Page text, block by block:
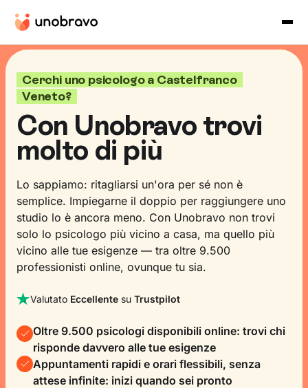
Cerchi uno psicologo a Castelfranco
Veneto?
Con Unobravo trovi
molto di più
Lo sappiamo: ritagliarsi un'ora per sé non è
semplice. Impiegarne il doppio per raggiungere uno
studio lo è ancora meno. Con Unobravo non trovi
solo lo psicologo più vicino a casa, ma quello più
vicino alle tue esigenze — tra oltre 9.500
professionisti online, ovunque tu sia.
Valutato Eccellente su Trustpilot
Oltre 9.500 psicologi disponibili online: trovi chi
risponde davvero alle tue esigenze
Appuntamenti rapidi e orari flessibili, senza
attese infinite: inizi quando sei pronto